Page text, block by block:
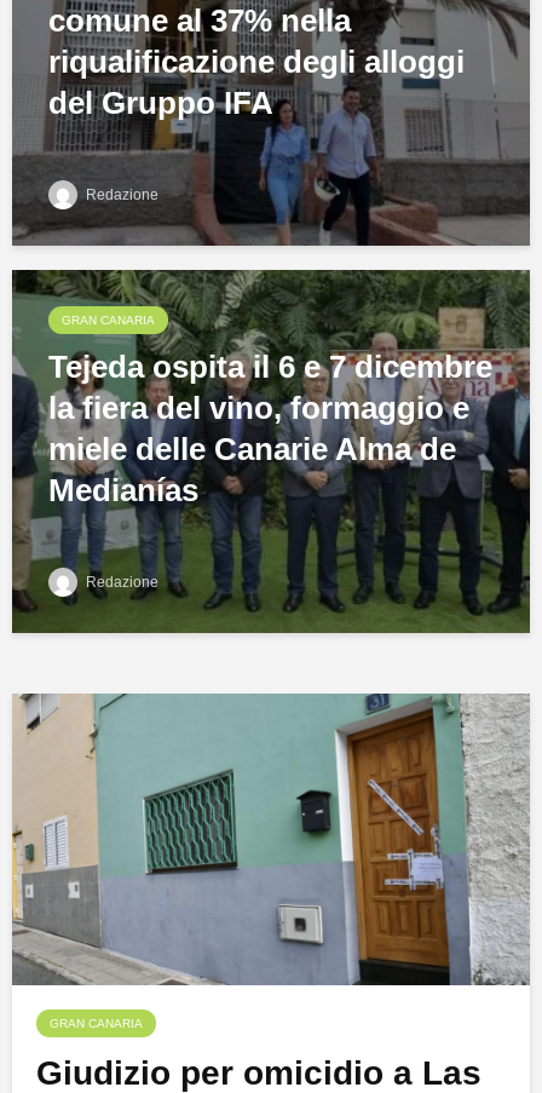
comune al 37% nella
riqualificazione degli alloggi
del Gruppo IFA
Redazione
GRAN CANARIA
Tejeda ospita il 6 e 7 dicembre
la fiera del vino, formaggio e
miele delle Canarie Alma de
Medianías
Redazione
GRAN CANARIA
Giudizio per omicidio a Las